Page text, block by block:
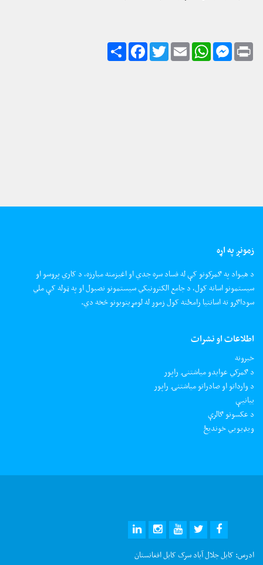
زمونږ په اړه
د هیواد په ګمرکونو کې له فساد سره جدي او اغیزمنه مبارزه، د کاري پروسو او
سیستمونو اسانه کول، د جامع الکترونیکي سیستمونو نصبول او په ټوله کې ملي
سوداګرو ته اسانتیا رامځته کول زموږ له لومړیتوبونو څخه دي.
اطلاعات او نشرات
خبرونه
د ګمرکي عوایدو میاشتنۍ راپور
د وارداتو او صادراتو میاشتنۍ راپور
بیانیې
د عکسونو ګالرې
ويډيويي خونديځ
ادرس:کابل جلال آباد سرک کابل افغانستان